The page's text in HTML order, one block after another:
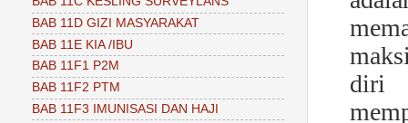
diri
BAB 11D GIZI MASYARAKAT
BAB 11E KIA /IBU
BAB 11F1 P2M
BAB 11F2 PTM
BAB 11F3 IMUNISASI DAN HAJI